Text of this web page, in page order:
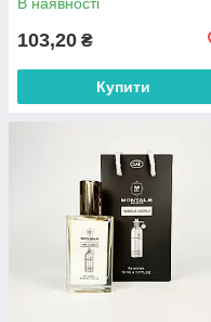
103,20 ₴
Купити